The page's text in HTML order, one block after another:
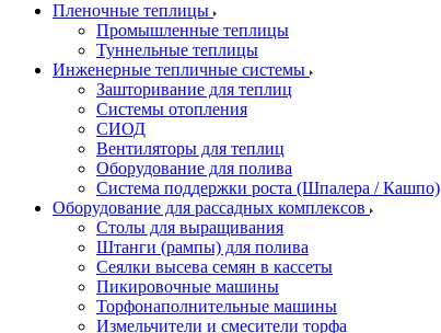
Пленочные теплицы
Промышленные теплицы
Туннельные теплицы
Инженерные тепличные системы
Зашторивание для теплиц
Системы отопления
СИОД
Вентиляторы для теплиц
Оборудование для полива
Система поддержки роста (Шпалера / Кашпо)
Оборудование для рассадных комплексов
Столы для выращивания
Штанги (рампы) для полива
Сеялки высева семян в кассеты
Пикировочные машины
Торфонаполнительные машины
Измельчители и смесители торфа